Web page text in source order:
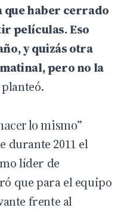
que haber cerrado
películas. Eso
y quizás otra
pero no la
lo mismo”
durante 2011 el
líder de
que para el equipo
frente al